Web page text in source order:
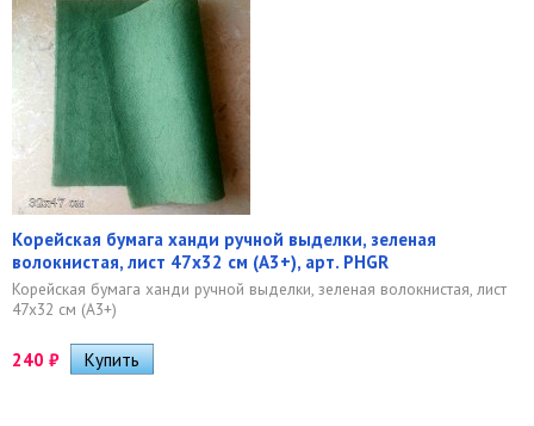
Корейская бумага ханди ручной выделки, зеленая
волокнистая, лист 47х32 см (А3+), арт. PHGR
Корейская бумага ханди ручной выделки, зеленая волокнистая, лист
47х32 см (А3+)
240 ₽